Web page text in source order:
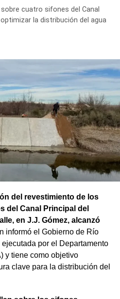
cuatro sifones del Canal
la distribución del agua
del revestimiento de los
del Canal Principal del
en J.J. Gómez, alcanzó
informó el Gobierno de Río
por el Departamento
y tiene como objetivo
clave para la distribución del